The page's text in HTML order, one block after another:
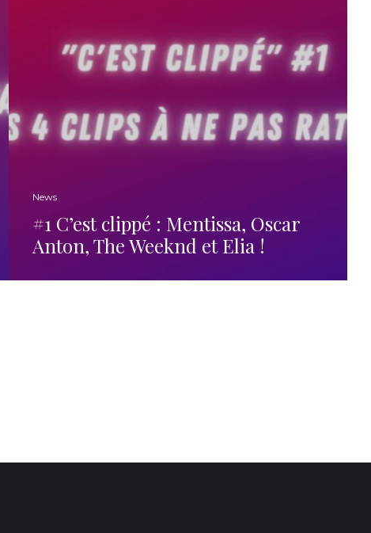
News
#1 C’est clippé : Mentissa, Oscar
Anton, The Weeknd et Elia !